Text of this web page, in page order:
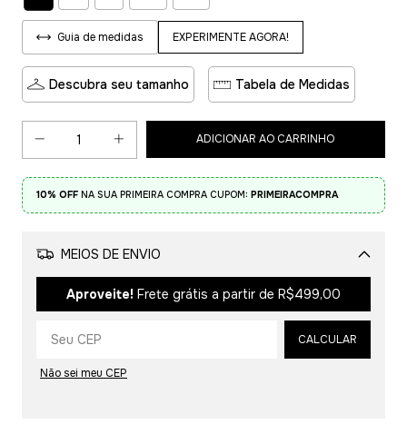
Guia de medidas EXPERIMENTE AGORA!
Descubra seu tamanho Tabela de Medidas
10% OFF NA SUA PRIMEIRA COMPRA CUPOM: PRIMEIRACOMPRA
MEIOS DE ENVIO
Aproveite! Frete grátis a partir de R$499,00
CALCULAR
Não sei meu CEP